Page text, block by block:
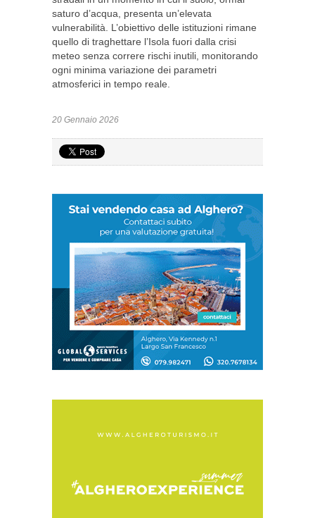
saturo d’acqua, presenta un’elevata
vulnerabilità. L’obiettivo delle istituzioni rimane
quello di traghettare l’Isola fuori dalla crisi
meteo senza correre rischi inutili, monitorando
ogni minima variazione dei parametri
atmosferici in tempo reale.
20 Gennaio 2026